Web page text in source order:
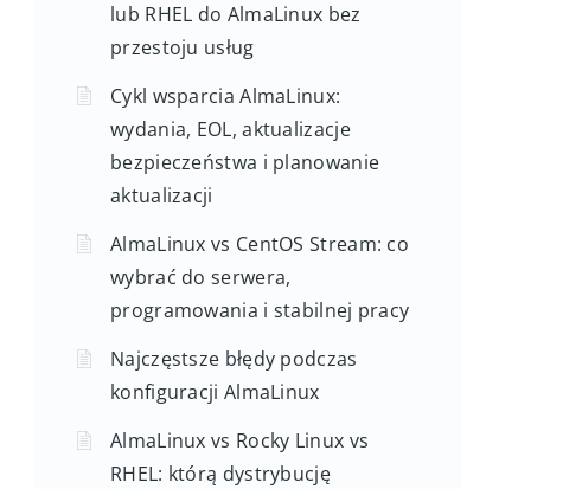
lub RHEL do AlmaLinux bez
przestoju usług
Cykl wsparcia AlmaLinux:
wydania, EOL, aktualizacje
bezpieczeństwa i planowanie
aktualizacji
AlmaLinux vs CentOS Stream: co
wybrać do serwera,
programowania i stabilnej pracy
Najczęstsze błędy podczas
konfiguracji AlmaLinux
AlmaLinux vs Rocky Linux vs
RHEL: którą dystrybucję